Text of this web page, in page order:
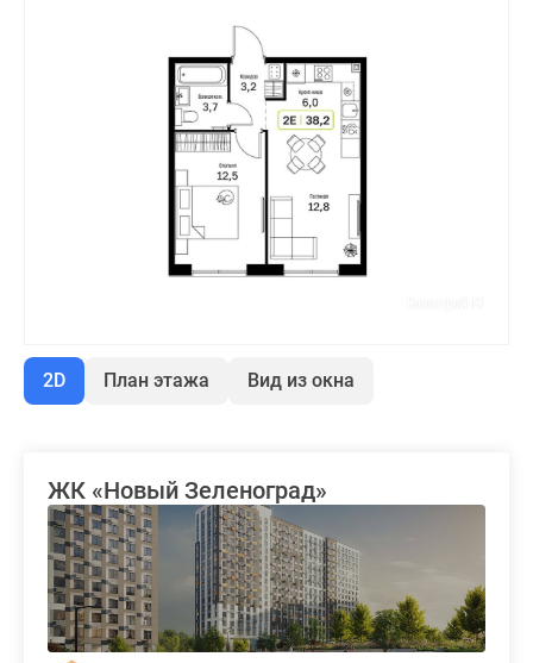
2D План этажа Вид из окна
ЖК «Новый Зеленоград»